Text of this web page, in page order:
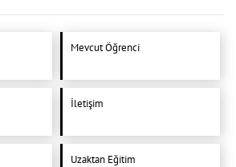
Mevcut Öğrenci
İletişim
Uzaktan Eğitim